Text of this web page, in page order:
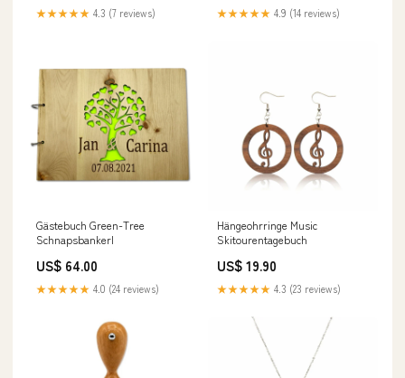
★★★★★ 4.3 (7 reviews) ★★★★★ 4.9 (14 reviews)
Gästebuch Green-Tree
Schnapsbankerl
US$ 64.00
★★★★★ 4.0 (24 reviews)
Hängeohrringe Music
Skitourentagebuch
US$ 19.90
★★★★★ 4.3 (23 reviews)